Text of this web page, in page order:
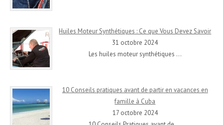
Huiles Moteur Synthétiques : Ce que Vous Devez Savoir
31 octobre 2024
Les huiles moteur synthétiques …
10 Conseils pratiques avant de partir en vacances en
famille à Cuba
17 octobre 2024